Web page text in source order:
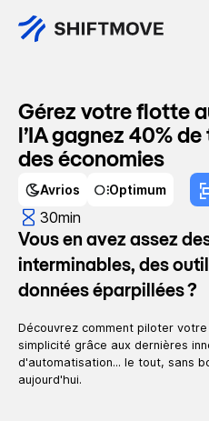
Gérez votre flotte
l’IA gagnez 40%
des économies
Avrios Optimum
30min
Vous en avez assez
interminables, des
données éparpillées ?
Découvrez comment piloter
simplicité grâce aux dernières
d'automatisation... le tout, sans
aujourd'hui.